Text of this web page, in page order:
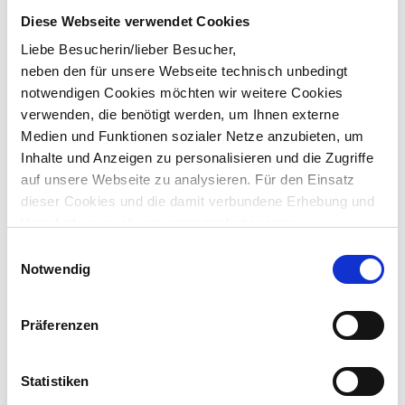
Diese Webseite verwendet Cookies
Liebe Besucherin/lieber Besucher,
neben den für unsere Webseite technisch unbedingt
notwendigen Cookies möchten wir weitere Cookies
verwenden, die benötigt werden, um Ihnen externe
Medien und Funktionen sozialer Netze anzubieten, um
Inhalte und Anzeigen zu personalisieren und die Zugriffe
auf unsere Webseite zu analysieren. Für den Einsatz
dieser Cookies und die damit verbundene Erhebung und
benötigen wir Ihr Einverständnis, das Sie durch Ihre
eigene Auswahl bestimmen können und durch „Auswahl
erlauben“ oder „Cookies zulassen“ erklären. Vollständige
Informationen zu den von uns eingesetzten bzw.
in unserer Datenschutzerklärung.
Notwendig
Präferenzen
Statistiken
VRG engagiert als „Sponsor of the day“ bei siegreichen VfL-
Viele Aktionen – Mitarbeitende stellen Einlauf-Kids